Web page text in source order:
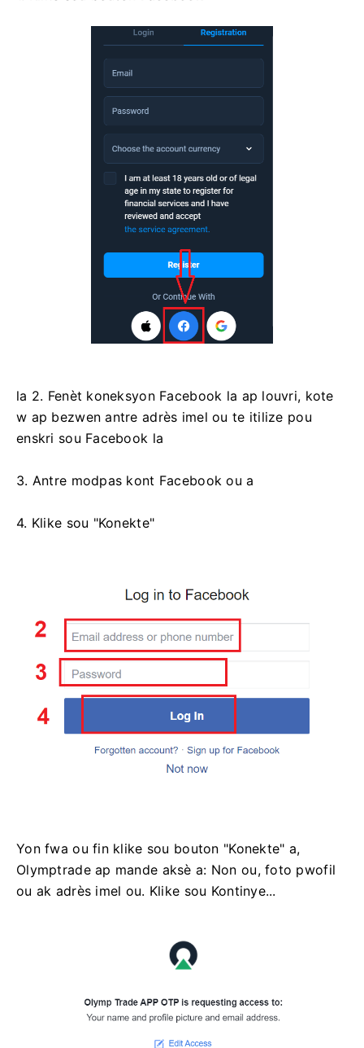
la 2. Fenèt koneksyon Facebook la ap louvri, kote
w ap bezwen antre adrès imel ou te itilize pou
enskri sou Facebook la
3. Antre modpas kont Facebook ou a
4. Klike sou "Konekte"
Yon fwa ou fin klike sou bouton "Konekte" a,
Olymptrade ap mande aksè a: Non ou, foto pwofil
ou ak adrès imel ou. Klike sou Kontinye...